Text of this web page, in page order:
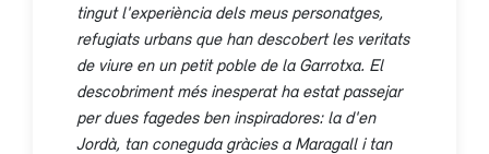
tingut l'experiència dels meus personatges,
refugiats urbans que han descobert les veritats
de viure en un petit poble de la Garrotxa. El
descobriment més inesperat ha estat passejar
per dues fagedes ben inspiradores: la d'en
Jordà, tan coneguda gràcies a Maragall i tan